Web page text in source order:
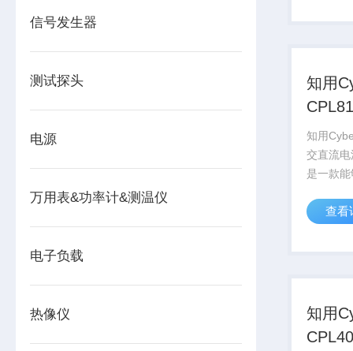
信号发生器
测试探头
电源
万用表&功率计&测温仪
电子负载
热像仪
任何设
知用
流电
知用
交直流
是一款
100A峰
查看
知用